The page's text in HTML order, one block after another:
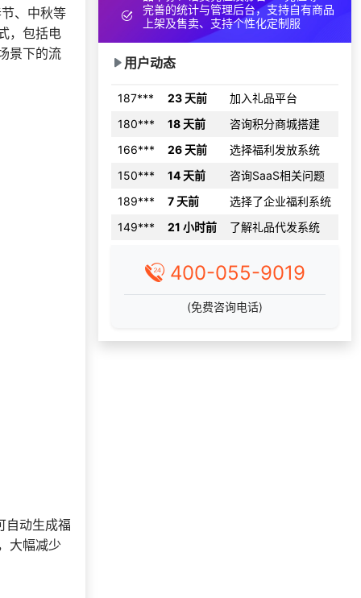
、中秋等
，包括电
景下的流
自动生成福
大幅减少
完善的统计与管理后台，支持自有商品
上架及售卖、支持个性化定制服
用户动态
139*** 1 天前
料
152***
9 天前
选择礼品卡商城系统
187***
23 天前
180***
18 天前
咨询积分商城搭建
166***
26 天前
选择福利发放系统
150***
14 天前
咨询SaaS相关问题
189***
7 天前
选择了企业福利系统
149***
21 小时前
了解礼品代发系统
177***
17 天前
加入分销
182***
16 天前
选择了礼品提货系统
158***
29 天前
咨询SaaS相关问题
400-055-9019
(免费咨询电话)